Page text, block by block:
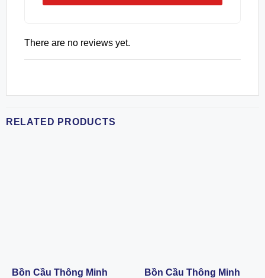
There are no reviews yet.
RELATED PRODUCTS
Bồn Cầu Thông Minh
Bồn Cầu Thông Minh